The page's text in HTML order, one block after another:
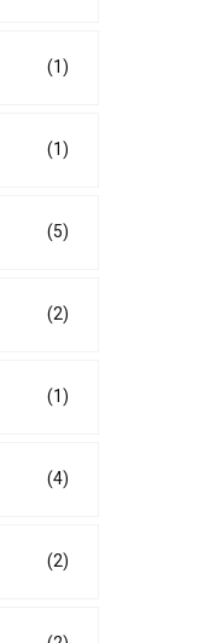
(1)
(1)
(5)
(2)
(1)
(4)
(2)